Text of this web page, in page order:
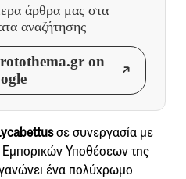
άρθρα μας στα
αναζήτησης
on
σε συνεργασία με
Εμπορικών Υποθέσεων της
ένα πολύχρωμο